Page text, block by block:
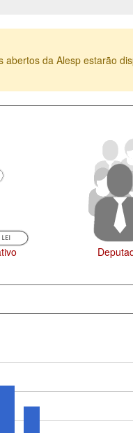
abertos da Alesp estarão
Legislação